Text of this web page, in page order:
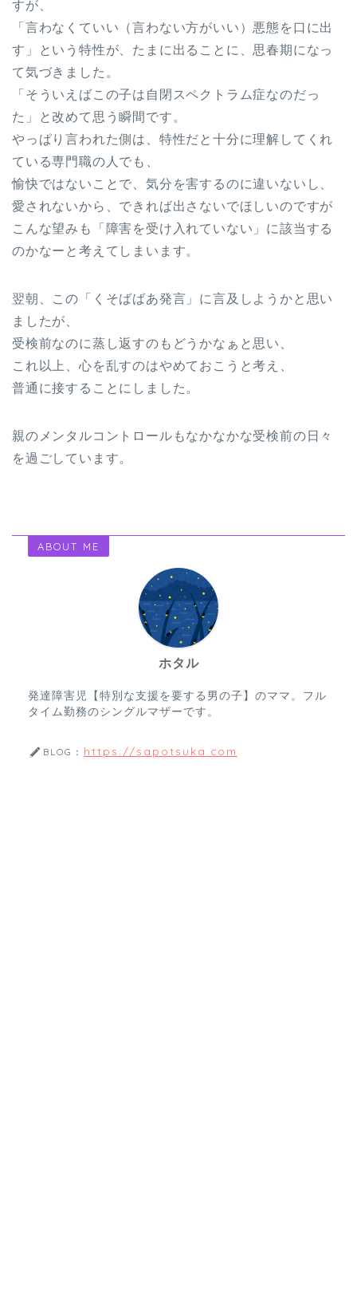
すが、
「言わなくていい（言わない方がいい）悪態を口に出
す」という特性が、たまに出ることに、思春期になっ
て気づきました。
「そういえばこの子は自閉スペクトラム症なのだっ
た」と改めて思う瞬間です。
やっぱり言われた側は、特性だと十分に理解してくれ
ている専門職の人でも、
愉快ではないことで、気分を害するのに違いないし、
愛されないから、できれば出さないでほしいのですが
こんな望みも「障害を受け入れていない」に該当する
のかなーと考えてしまいます。
翌朝、この「くそばばあ発言」に言及しようかと思い
ましたが、
受検前なのに蒸し返すのもどうかなぁと思い、
これ以上、心を乱すのはやめておこうと考え、
普通に接することにしました。
親のメンタルコントロールもなかなかな受検前の日々
を過ごしています。
ABOUT ME
ホタル
発達障害児【特別な支援を要する男の子】のママ。フル
タイム勤務のシングルマザーです。
BLOG： https://sapotsuka.com